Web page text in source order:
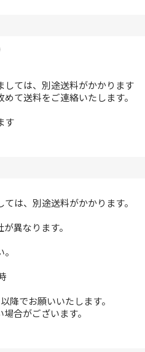
ては、別途送料がかかります
て送料をご連絡いたします。
す
は、別途送料がかかります。
異なります。
降でお願いいたします。
合がございます。